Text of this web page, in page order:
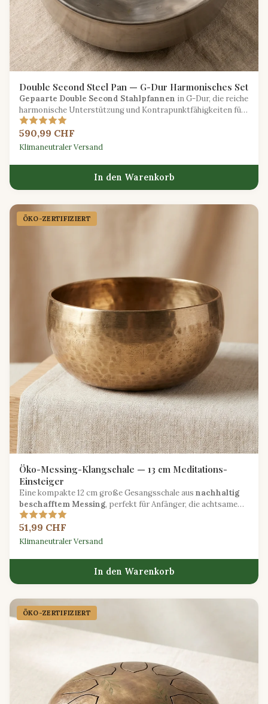
Double Second Steel Pan — G-Dur Harmonisches Set
Gepaarte Double Second Stahlpfannen in G-Dur, die reiche
harmonische Unterstützung und Kontrapunktfähigkeiten für
das Ensemble-Spiel bieten.
590,99 CHF
Klimaneutraler Versand
In den Warenkorb
ÖKO-ZERTIFIZIERT
Öko-Messing-Klangschale — 13 cm Meditations-
Einsteiger
Eine kompakte 12 cm große Gesangsschale aus nachhaltig
beschafftem Messing, perfekt für Anfänger, die achtsame
Klangpraxis erkunden.
51,99 CHF
Klimaneutraler Versand
In den Warenkorb
ÖKO-ZERTIFIZIERT